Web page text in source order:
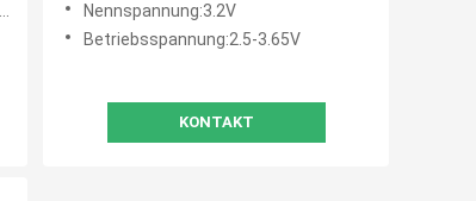
Nennspannung:3.2V
Betriebsspannung:2.5-3.65V
KONTAKT